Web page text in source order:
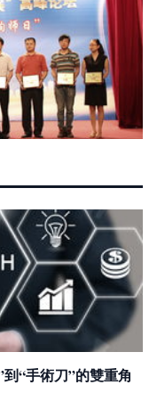
“手術刀”的雙重角